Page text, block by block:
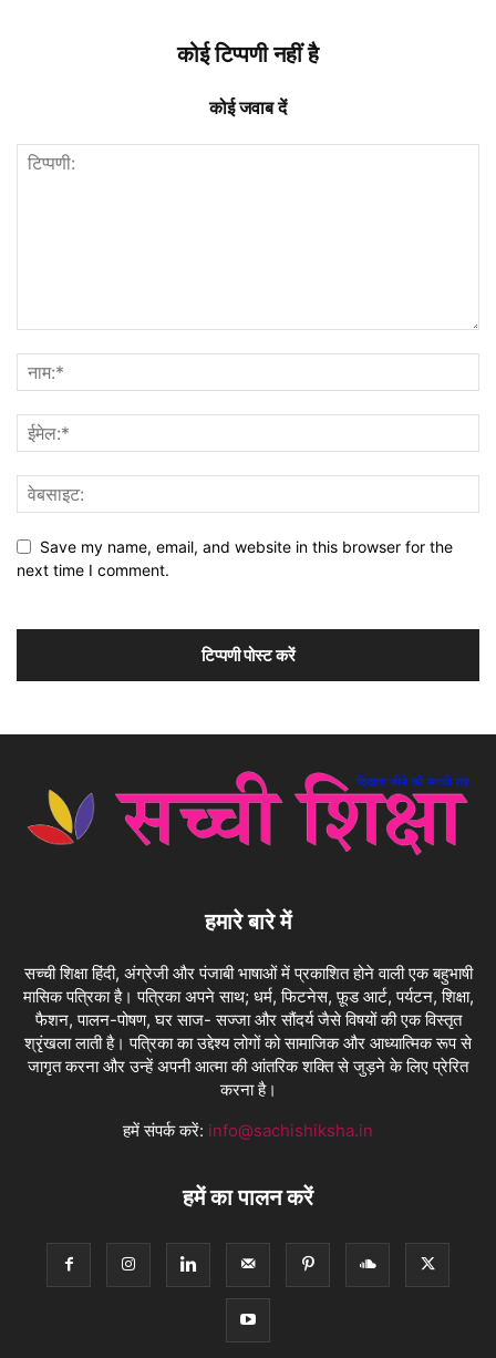
कोई टिप्पणी नहीं है
कोई जवाब दें
Save my name, email, and website in this browser for the
next time I comment.
हमारे बारे में
सच्ची शिक्षा हिंदी, अंग्रेजी और पंजाबी भाषाओं में प्रकाशित होने वाली एक बहुभाषी
मासिक पत्रिका है। पत्रिका अपने साथ; धर्म, फिटनेस, फ़ूड आर्ट, पर्यटन, शिक्षा,
फैशन, पालन-पोषण, घर साज- सज्जा और सौंदर्य जैसे विषयों की एक विस्तृत
श्रृंखला लाती है। पत्रिका का उद्देश्य लोगों को सामाजिक और आध्यात्मिक रूप से
जागृत करना और उन्हें अपनी आत्मा की आंतरिक शक्ति से जुड़ने के लिए प्रेरित
करना है।
हमें संपर्क करें: info@sachishiksha.in
हमें का पालन करें